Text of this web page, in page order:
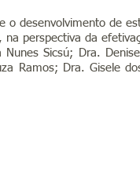
o desenvolvimento de
na perspectiva da
Nunes Sicsú; Dra.
Ramos; Dra. Gisele